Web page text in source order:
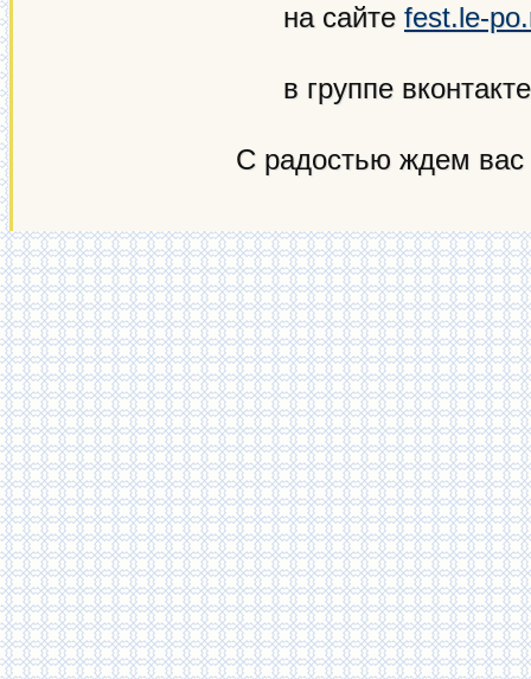
на сайте fest.le-
в группе
С радостью ждем